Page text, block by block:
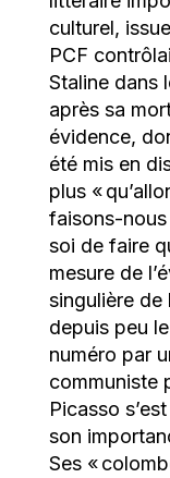
culturel,
PCF
Staline dans
après sa
évidence,
été mis en
plus «
faisons-nous
soi de faire
mesure de
singulière de
depuis peu
numéro par
communiste
Picasso
son
Ses «